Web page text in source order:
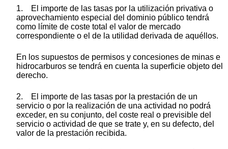
1. El importe de las tasas por la utilización privativa o
aprovechamiento especial del dominio público tendrá
como límite de coste total el valor de mercado
correspondiente o el de la utilidad derivada de aquéllos.
En los supuestos de permisos y concesiones de minas e
hidrocarburos se tendrá en cuenta la superficie objeto del
derecho.
2. El importe de las tasas por la prestación de un
servicio o por la realización de una actividad no podrá
exceder, en su conjunto, del coste real o previsible del
servicio o actividad de que se trate y, en su defecto, del
valor de la prestación recibida.